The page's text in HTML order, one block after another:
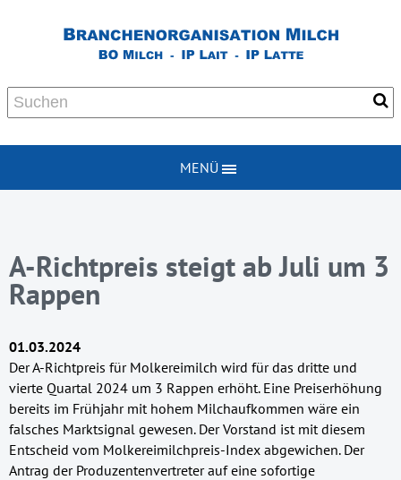
MENÜ
A-Richtpreis steigt ab Juli um 3
Rappen
01.03.2024
Der A-Richtpreis für Molkereimilch wird für das dritte und
vierte Quartal 2024 um 3 Rappen erhöht. Eine Preiserhöhung
bereits im Frühjahr mit hohem Milchaufkommen wäre ein
falsches Marktsignal gewesen. Der Vorstand ist mit diesem
Entscheid vom Molkereimilchpreis-Index abgewichen. Der
Antrag der Produzentenvertreter auf eine sofortige